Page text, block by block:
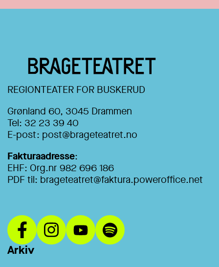
REGIONTEATER FOR BUSKERUD
Grønland 60, 3045 Drammen
Tel: 32 23 39 40
E-post: post@brageteatret.no
Fakturaadresse:
EHF: Org.nr 982 696 186
PDF til: brageteatret@faktura.poweroffice.net
Arkiv